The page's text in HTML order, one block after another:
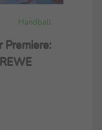
Handball
Premiere: